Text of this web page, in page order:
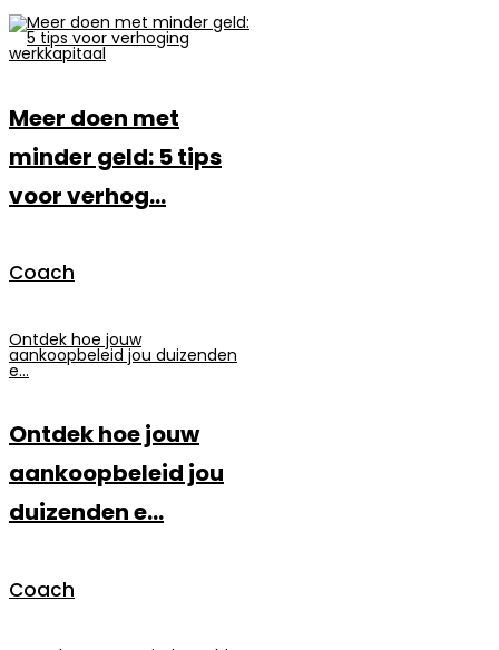
Meer doen met
minder geld: 5 tips
voor verhog...
Coach
Ontdek hoe jouw
aankoopbeleid jou duizenden
e...
Ontdek hoe jouw
aankoopbeleid jou
duizenden e...
Coach